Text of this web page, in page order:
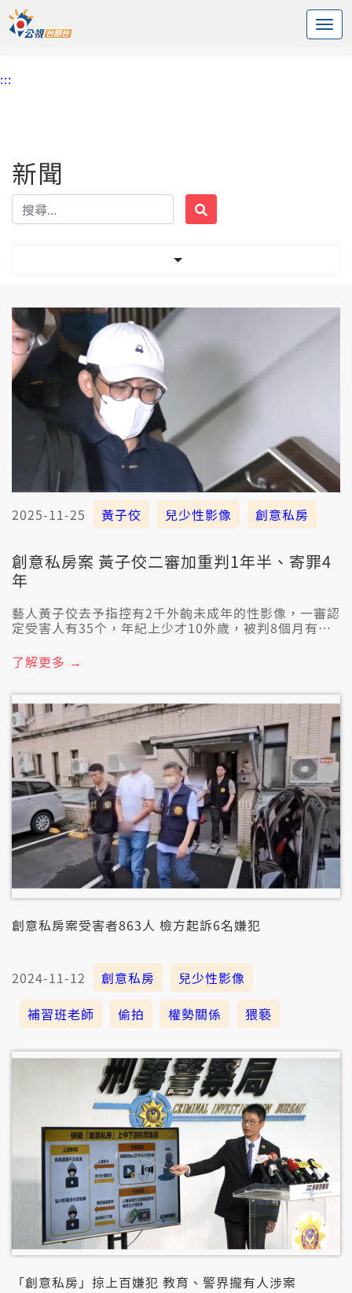
中央內容區塊
頭頁
:::
新聞
2025-11-25 黃子佼 兒少性影像 創意私房
創意私房案 黃子佼二審加重判1年半、寄罪4
年
藝人黃子佼去予指控有2千外齣未成年的性影像，一審認
定受害人有35个，年紀上少才10外歲，被判8個月有期
宣判進前，黃子佼的律師聲明指出，已經佮所有被害人
和解賠償，也強調伊真心後悔，全案今仔日宣判，高等
了解更多 →
創意私房案受害者863人 檢方起訴6名嫌犯
2024-11-12 創意私房
兒少性影像
補習班老師
偷拍 權勢關係 猥褻
「創意私房」掠上百嫌犯 教育、警界攏有人涉案